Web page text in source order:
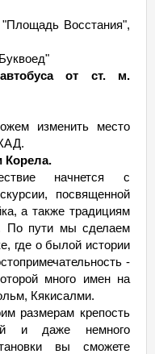
Восстания",
от ст. м.
изменить место
Корела.
начнется с
посвященной
а также традициям
По пути мы сделаем
где о былой истории
-
много имен на
Кякисалми.
размерам крепость
и даже немного
вы сможете